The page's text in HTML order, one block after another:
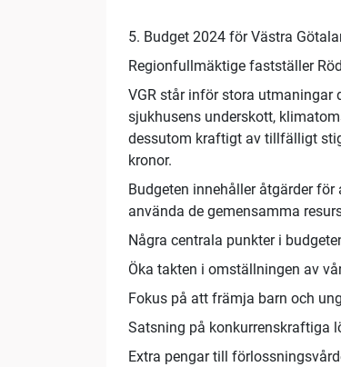
5. Budget 2024 för Västra
Regionfullmäktige fastställer
VGR står inför stora utmaningar
sjukhusens underskott,
dessutom kraftigt av tillfälligt
kronor.
Budgeten innehåller åtgärder
använda de gemensamma
Några centrala punkter i
Öka takten i omställningen av
Fokus på att främja barn och
Satsning på konkurrenskraftiga
Extra pengar till